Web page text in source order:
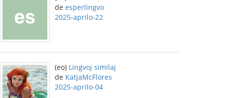
de esperlingvo
2025-aprilo-22
(eo) Lingvoj similaj
de KatjaMcFlores
2025-aprilo-04